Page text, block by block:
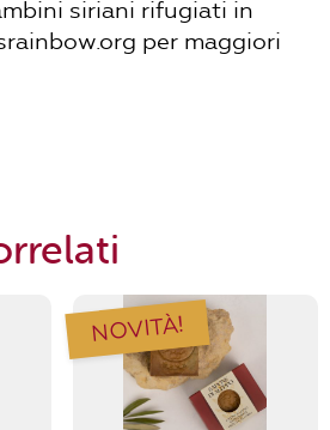
siriani rifugiati in
per maggiori
NOVITÀ!